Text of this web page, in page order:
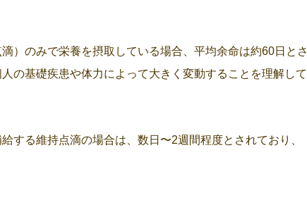
）のみで栄養を摂取している場合、平均余命は約60日とさ
の基礎疾患や体力によって大きく変動することを理解して
する維持点滴の場合は、数日〜2週間程度とされており、